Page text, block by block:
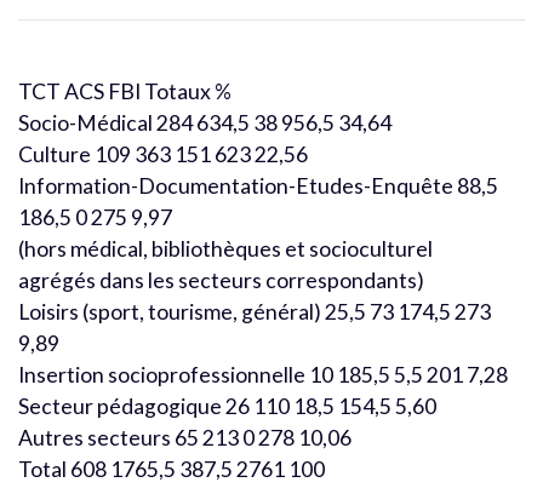
TCT ACS FBI Totaux %
Socio-Médical 284 634,5 38 956,5 34,64
Culture 109 363 151 623 22,56
Information-Documentation-Etudes-Enquête 88,5
186,5 0 275 9,97
(hors médical, bibliothèques et socioculturel
agrégés dans les secteurs correspondants)
Loisirs (sport, tourisme, général) 25,5 73 174,5 273
9,89
Insertion socioprofessionnelle 10 185,5 5,5 201 7,28
Secteur pédagogique 26 110 18,5 154,5 5,60
Autres secteurs 65 213 0 278 10,06
Total 608 1765,5 387,5 2761 100